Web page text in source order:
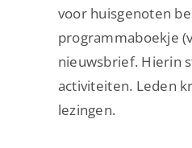
voor huisgenoten
programmaboekje
nieuwsbrief. Hierin
activiteiten. Leden
lezingen.